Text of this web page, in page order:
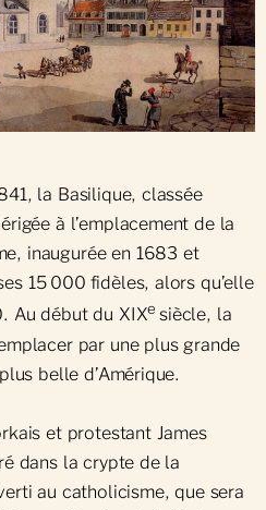
la Basilique, classée
à l’emplacement de la
inaugurée en 1683 et
15 000 fidèles, alors qu’elle
Au début du XIXe siècle, la
par une plus grande
belle d’Amérique.
et protestant James
dans la crypte de la
au catholicisme, que sera